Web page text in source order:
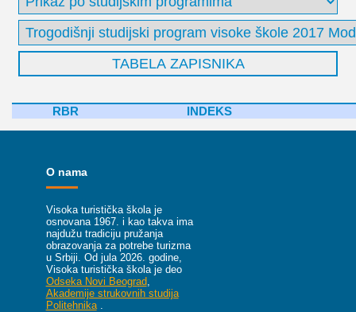
RBR INDEKS
O nama
Visoka turistička škola je
osnovana 1967. i kao takva ima
najdužu tradiciju pružanja
obrazovanja za potrebe turizma
u Srbiji. Od jula 2026. godine,
Visoka turistička škola je deo
Odseka Novi Beograd
Akademije strukovnih studija
Politehnika